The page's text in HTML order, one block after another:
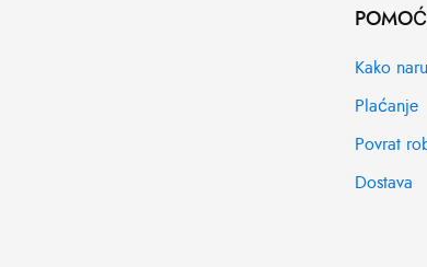
Kako
Plaćanje
Povrat
Dostava